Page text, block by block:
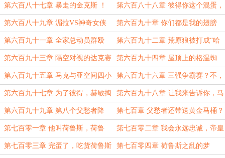
这个农场有什么不一样！ 里克农场
第六百八十七章 暴走的金克斯 ！ 第六百八十八章 彼得你这个混蛋，
难道想要老牛吃嫩草？
第六百八十九章 湄拉VS神奇女侠 第六百九十章 你们都是我的翅膀
第六百九十一章 全家总动员群殴 第六百九十二章 荒原狼被打成“哈
士奇”了
第六百九十三章 隔空对视的达克赛
德
第六百九十四章 屋顶上的格温蜘
蛛，与彼得月夜谈心
第六百九十五章 马克与亚空间四小
贩
第六百九十六章 三强争霸赛？不，
几强还不清楚
第六百九十七章 为了彼得，赫敏掏
出了魔杖！
第六百九十八章 让我来告诉你，马
克，什么才是父亲神选的力量
第六百九十九章 第八个父愁者降
临？
第七百章 父愁者还带送黄金马桶？
第七百零一章 他叫荷鲁斯，荷鲁
斯.帕德里克。
第七百零二章 我会永远忠诚，帝皇
爸爸！
第七百零三章 完蛋了，吃货荷鲁斯 第七百零四章 荷鲁斯之乱的梦